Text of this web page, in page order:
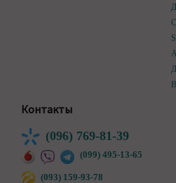
Контакты
(096) 769-81-39
(099) 495-13-65
(093) 159-93-78